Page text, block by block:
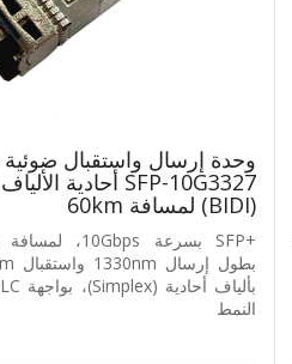
‎SFP-10G3327‎ أحادية الألياف
‎(BIDI)‎ لمسافة ‎60km‎
النمط